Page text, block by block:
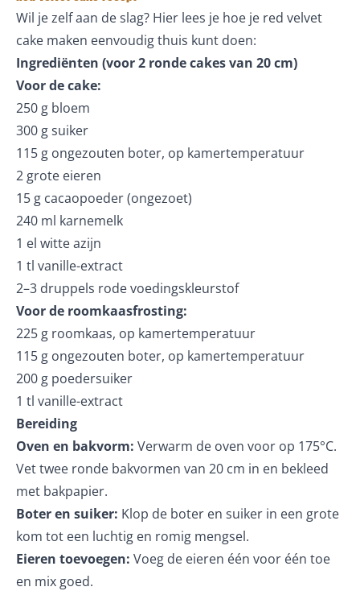
Wil je zelf aan de slag? Hier lees je hoe je red velvet
cake maken eenvoudig thuis kunt doen:
Ingrediënten (voor 2 ronde cakes van 20 cm)
Voor de cake:
250 g bloem
300 g suiker
115 g ongezouten boter, op kamertemperatuur
2 grote eieren
15 g cacaopoeder (ongezoet)
240 ml karnemelk
1 el witte azijn
1 tl vanille-extract
2–3 druppels rode voedingskleurstof
Voor de roomkaasfrosting:
225 g roomkaas, op kamertemperatuur
115 g ongezouten boter, op kamertemperatuur
200 g poedersuiker
1 tl vanille-extract
Bereiding
Oven en bakvorm: Verwarm de oven voor op 175°C.
Vet twee ronde bakvormen van 20 cm in en bekleed
met bakpapier.
Boter en suiker: Klop de boter en suiker in een grote
kom tot een luchtig en romig mengsel.
Eieren toevoegen: Voeg de eieren één voor één toe
en mix goed.